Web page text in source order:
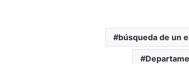
búsqueda de un